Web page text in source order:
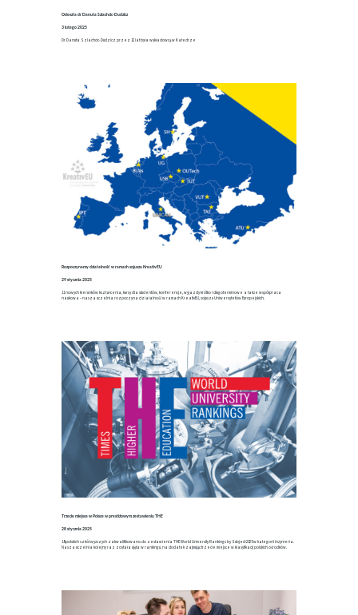
Odeszła dr Danuta Szlachcic-Dudzicz
3 lutego 2025
Dr Danuta Szlachcic-Dudzicz przez 12 lat była wykładowcą w Katedrze
Rozpoczynamy działalność w ramach sojuszu KreativEU
29 stycznia 2025
11 nowych kierunków kształcenia, kursy dla studentów, konferencje, wyjazdy krótko i długoterminowe a także współpraca
naukowa – nasza uczelnia rozpoczyna działalność w ramach KreativEU, sojuszu Uniwersytetów Europejskich.
Trzecie miejsce w Polsce w prestiżowym zestawieniu THE
28 stycznia 2025
18 polskich szkół wyższych zakwalifikowano do zestawienia THE World University Rankings by Subject 2025 w kategorii inżynieria.
Nasza uczelnia kolejny raz została ujęta w rankingu, na dodatek zajmując trzecie miejsce w klasyfikacji polskich ośrodków.